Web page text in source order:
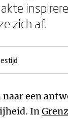
zich af.
een
In